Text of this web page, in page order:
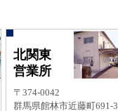
北関東
営業所
〒374-0042
群馬県館林市近藤町691-3